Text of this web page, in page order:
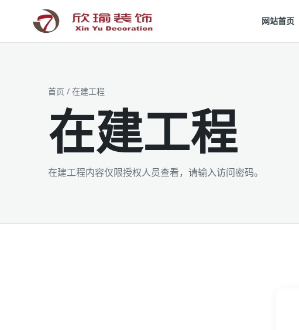
工装为主 · 家装为辅 · 设计施工
网站首页
首页 / 在建工程
在建工程
在建工程内容仅限授权人员查看，请输入访问密码。